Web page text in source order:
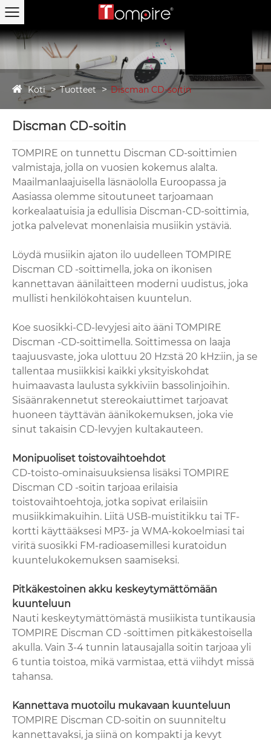
Koti Tuotteet Discman CD-soitin
Discman CD-soitin
TOMPIRE on tunnettu Discman CD-soittimien
valmistaja, jolla on vuosien kokemus alalta.
Maailmanlaajuisella läsnäololla Euroopassa ja
Aasiassa olemme sitoutuneet tarjoamaan
korkealaatuisia ja edullisia Discman-CD-soittimia,
jotka palvelevat monenlaisia ​​musiikin ystäviä.
Löydä musiikin ajaton ilo uudelleen TOMPIRE
Discman CD -soittimella, joka on ikonisen
kannettavan äänilaitteen moderni uudistus, joka
mullisti henkilökohtaisen kuuntelun.
Koe suosikki-CD-levyjesi aito ääni TOMPIRE
Discman -CD-soittimella. Soittimessa on laaja
taajuusvaste, joka ulottuu 20 Hz:stä 20 kHz:iin, ja se
tallentaa musiikkisi kaikki yksityiskohdat
huimaavasta laulusta sykkiviin bassolinjoihin.
Sisäänrakennetut stereokaiuttimet tarjoavat
huoneen täyttävän äänikokemuksen, joka vie
sinut takaisin CD-levyjen kultakauteen.
Monipuoliset toistovaihtoehdot
CD-toisto-ominaisuuksiensa lisäksi TOMPIRE
Discman CD -soitin tarjoaa erilaisia ​​
toistovaihtoehtoja, jotka sopivat erilaisiin
musiikkimakuihin. Liitä USB-muistitikku tai TF-
kortti käyttääksesi MP3- ja WMA-kokoelmiasi tai
viritä suosikki FM-radioasemillesi kuratoidun
kuuntelukokemuksen saamiseksi.
Pitkäkestoinen akku keskeytymättömään
kuunteluun
Nauti keskeytymättömästä musiikista tuntikausia
TOMPIRE Discman CD -soittimen pitkäkestoisella
akulla. Vain 3-4 tunnin latausajalla soitin tarjoaa yli
6 tuntia toistoa, mikä varmistaa, että viihdyt missä
tahansa.
Kannettava muotoilu mukavaan kuunteluun
TOMPIRE Discman CD-soitin on suunniteltu
kannettavaksi, ja siinä on kompakti ja kevyt